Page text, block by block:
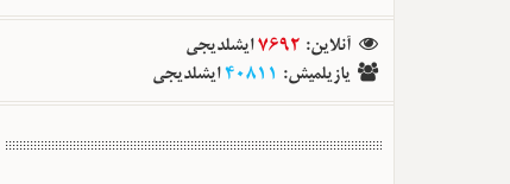
آنلاین:
7692ایشلدیجی
یازیلمیش:
40811ایشلدیجی